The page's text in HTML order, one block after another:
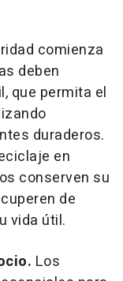
comienza
deben
que permita el
duraderos.
en
conserven su
de
vida útil.
Los